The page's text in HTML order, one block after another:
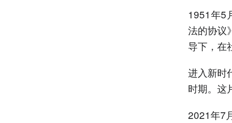
1951年5
法的协议
导下，在
进入新时
时期。这
2021年7